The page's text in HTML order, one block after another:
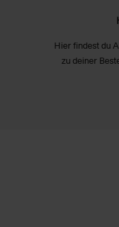
Hier findest du
zu deiner